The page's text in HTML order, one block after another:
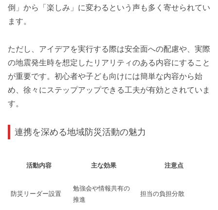
倒」から「楽しみ」に変わるという声も多く寄せられてい
ます。
ただし、アイデアを実行する際は安全面への配慮や、実際
の地震発生時を想定したリアリティのある内容にすること
が重要です。初心者や子ども向けには簡単な内容から始
め、徐々にステップアップできる工夫が有効とされていま
す。
連携を深める地域防災活動の魅力
活動内容 主な効果 注意点
防災リーダー設置
勉強会や情報共有の
推進
担当の負担分散